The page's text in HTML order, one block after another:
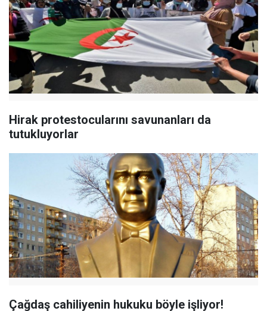
Hirak protestocularını savunanları da
tutukluyorlar
Çağdaş cahiliyenin hukuku böyle işliyor!